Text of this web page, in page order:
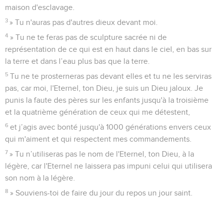
maison d'esclavage.
3 » Tu n'auras pas d'autres dieux devant moi.
4 » Tu ne te feras pas de sculpture sacrée ni de
représentation de ce qui est en haut dans le ciel, en bas sur
la terre et dans l’eau plus bas que la terre.
5 Tu ne te prosterneras pas devant elles et tu ne les serviras
pas, car moi, l'Eternel, ton Dieu, je suis un Dieu jaloux. Je
punis la faute des pères sur les enfants jusqu'à la troisième
et la quatrième génération de ceux qui me détestent,
6 et j’agis avec bonté jusqu'à 1000 générations envers ceux
qui m'aiment et qui respectent mes commandements.
7 » Tu n’utiliseras pas le nom de l'Eternel, ton Dieu, à la
légère, car l'Eternel ne laissera pas impuni celui qui utilisera
son nom à la légère.
8 » Souviens-toi de faire du jour du repos un jour saint.